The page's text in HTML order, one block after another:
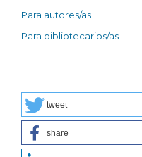
Para autores/as
Para bibliotecarios/as
tweet
share